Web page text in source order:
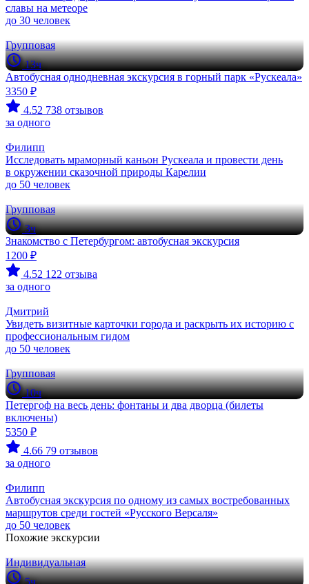
славы на метеоре
до 30 человек
Групповая
13ч
Автобусная однодневная экскурсия в горный парк «Рускеала»
3350 ₽
4.52 738 отзывов
за одного
Филипп
Исследовать мраморный каньон Рускеала и провести день
в окружении сказочной природы Карелии
до 50 человек
Групповая
3ч
Знакомство с Петербургом: автобусная экскурсия
1200 ₽
4.52 122 отзыва
за одного
Дмитрий
Увидеть визитные карточки города и раскрыть их историю с
профессиональным гидом
до 50 человек
Групповая
10ч
Петергоф на весь день: фонтаны и два дворца (билеты
включены)
5350 ₽
4.66 79 отзывов
за одного
Филипп
Автобусная экскурсия по одному из самых востребованных
маршрутов среди гостей «Русского Версаля»
до 50 человек
Похожие экскурсии
Индивидуальная
5ч